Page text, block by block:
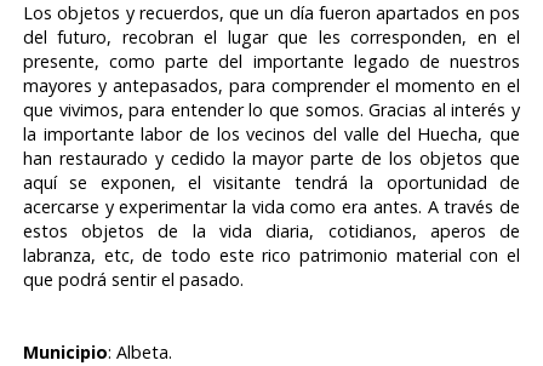
Los objetos y recuerdos, que un día fueron apartados en pos
del futuro, recobran el lugar que les corresponden, en el
presente, como parte del importante legado de nuestros
mayores y antepasados, para comprender el momento en el
que vivimos, para entender lo que somos. Gracias al interés y
la importante labor de los vecinos del valle del Huecha, que
han restaurado y cedido la mayor parte de los objetos que
aquí se exponen, el visitante tendrá la oportunidad de
acercarse y experimentar la vida como era antes. A través de
estos objetos de la vida diaria, cotidianos, aperos de
labranza, etc, de todo este rico patrimonio material con el
que podrá sentir el pasado.
Municipio: Albeta.